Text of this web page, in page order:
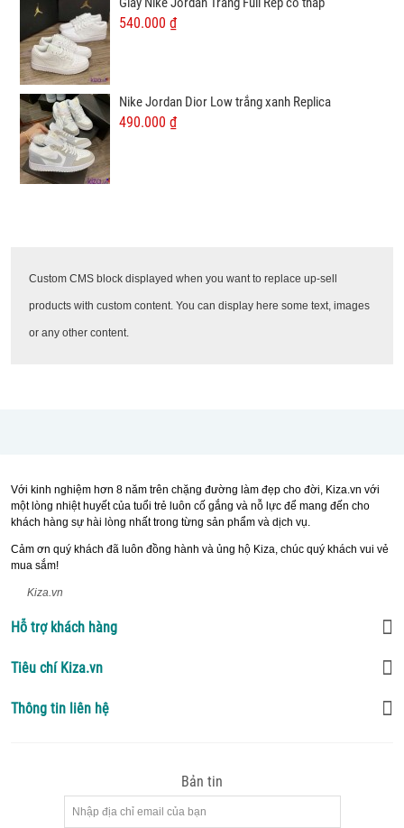
540.000 ₫
Nike Jordan Dior Low trắng xanh Replica
490.000 ₫
Custom CMS block displayed when you want to replace up-sell
products with custom content. You can display here some text, images
or any other content.
Với kinh nghiệm hơn 8 năm trên chặng đường làm đẹp cho đời, Kiza.vn với
một lòng nhiệt huyết của tuổi trẻ luôn cố gắng và nỗ lực để mang đến cho
khách hàng sự hài lòng nhất trong từng sản phẩm và dịch vụ.
Cảm ơn quý khách đã luôn đồng hành và ủng hộ Kiza, chúc quý khách vui vẻ
mua sắm!
Kiza.vn
Hỗ trợ khách hàng
Tiêu chí Kiza.vn
Thông tin liên hệ
Bản tin